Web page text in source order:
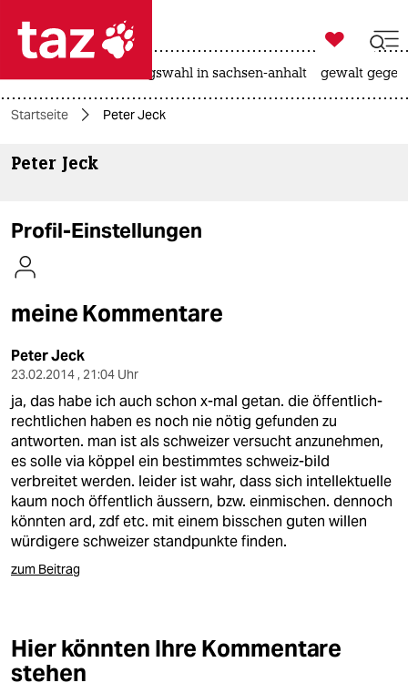
 taz zahl ich
taz zahl ich
themen
kultur
sport
berlin
nord
wahrheit
verlag
verlag
shop
fragen & hilfe

taz zahl ich
landtagswahl in sachsen-anhalt gewalt
Startseite Peter Jeck
Peter Jeck
Profil-Einstellungen
meine Kommentare
Peter Jeck
23.02.2014 , 21:04 Uhr
ja, das habe ich auch schon x-mal getan. die öffentlich-
rechtlichen haben es noch nie nötig gefunden zu
antworten. man ist als schweizer versucht anzunehmen,
es solle via köppel ein bestimmtes schweiz-bild
verbreitet werden. leider ist wahr, dass sich intellektuelle
kaum noch öffentlich äussern, bzw. einmischen. dennoch
könnten ard, zdf etc. mit einem bisschen guten willen
würdigere schweizer standpunkte finden.
zum Beitrag
Hier könnten Ihre Kommentare
stehen